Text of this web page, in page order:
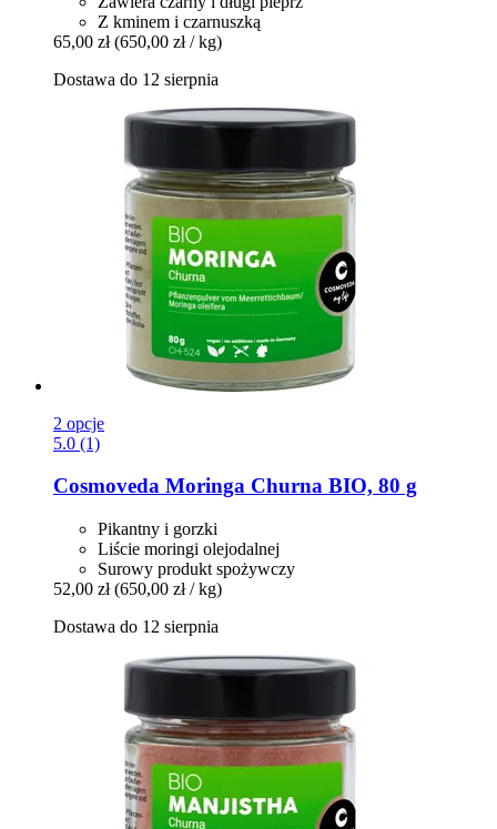
Z kminem i czarnuszką
65,00 zł (650,00 zł / kg)
Dostawa do 12 sierpnia
2 opcje
5.0 (1)
Cosmoveda Moringa Churna BIO, 80 g
Pikantny i gorzki
Liście moringi olejodalnej
Surowy produkt spożywczy
52,00 zł (650,00 zł / kg)
Dostawa do 12 sierpnia